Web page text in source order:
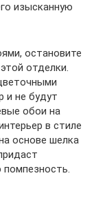
изысканную
остановите
отделки.
и не будут
обои на
в стиле
основе шелка